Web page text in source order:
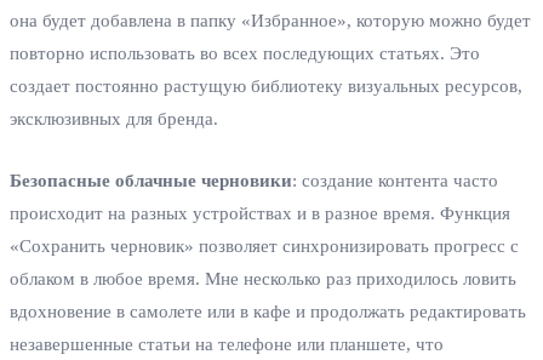
она будет добавлена в папку «Избранное», которую можно будет
повторно использовать во всех последующих статьях. Это
создает постоянно растущую библиотеку визуальных ресурсов,
эксклюзивных для бренда.
Безопасные облачные черновики: создание контента часто
происходит на разных устройствах и в разное время. Функция
«Сохранить черновик» позволяет синхронизировать прогресс с
облаком в любое время. Мне несколько раз приходилось ловить
вдохновение в самолете или в кафе и продолжать редактировать
незавершенные статьи на телефоне или планшете, что